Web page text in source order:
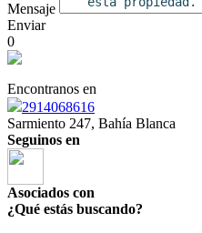
Mensaje
Enviar
0
Encontranos en
2914068616
Sarmiento 247, Bahía Blanca
Seguinos en
Asociados con
¿Qué estás buscando?